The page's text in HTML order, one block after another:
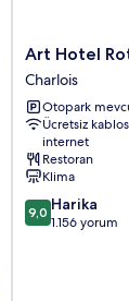
Art
Hotel
Rotterdam
Charlois
Art Hotel
Charlois
Otopark
Ücretsiz
internet
Restoran
Klima
10
üzerinden
9,0 Harika
1.156 yorum